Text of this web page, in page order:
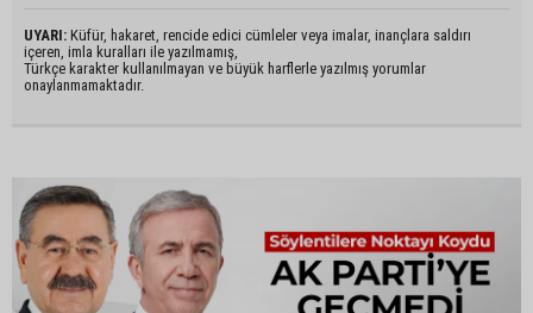
UYARI: Küfür, hakaret, rencide edici cümleler veya imalar, inançlara saldırı
içeren, imla kuralları ile yazılmamış,
Türkçe karakter kullanılmayan ve büyük harflerle yazılmış yorumlar
onaylanmamaktadır.